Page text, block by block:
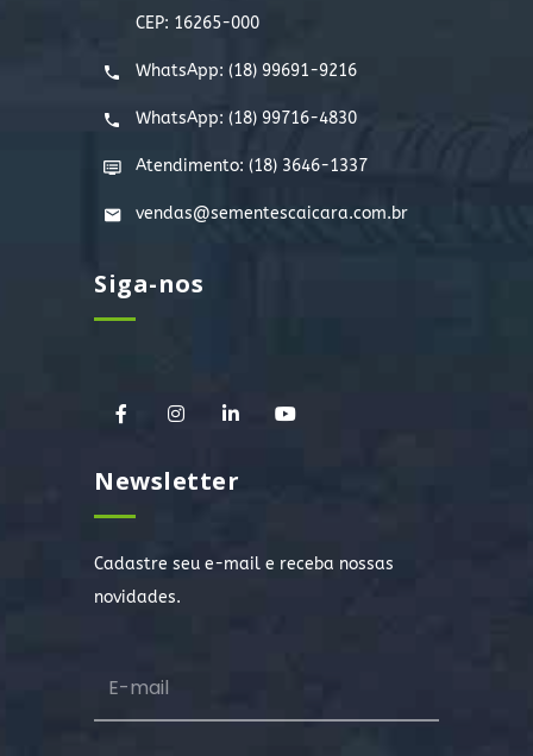
CEP: 16265-000
WhatsApp: (18) 99691-9216
WhatsApp: (18) 99716-4830
Atendimento: (18) 3646-1337
vendas@sementescaicara.com.br
Siga-nos
Newsletter
Cadastre seu e-mail e receba nossas
novidades.